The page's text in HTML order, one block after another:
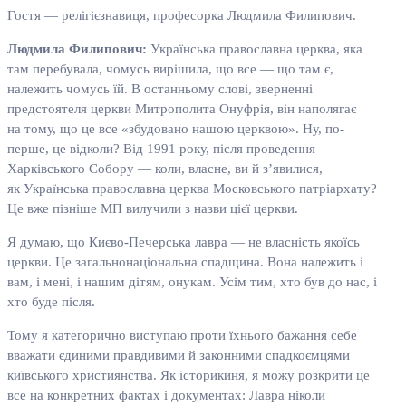
Гостя — релігієзнавиця, професорка Людмила Филипович.
Людмила Филипович: Українська православна церква, яка
там перебувала, чомусь вирішила, що все — що там є,
належить чомусь їй. В останньому слові, зверненні
предстоятеля церкви Митрополита Онуфрія, він наполягає
на тому, що це все «збудовано нашою церквою». Ну, по-
перше, це відколи? Від 1991 року, після проведення
Харківського Собору — коли, власне, ви й з’явилися,
як Українська православна церква Московського патріархату?
Це вже пізніше МП вилучили з назви цієї церкви.
Я думаю, що Києво-Печерська лавра — не власність якоїсь
церкви. Це загальнонаціональна спадщина. Вона належить і
вам, і мені, і нашим дітям, онукам. Усім тим, хто був до нас, і
хто буде після.
Тому я категорично виступаю проти їхнього бажання себе
вважати єдиними правдивими й законними спадкоємцями
київського християнства. Як історикиня, я можу розкрити це
все на конкретних фактах і документах: Лавра ніколи